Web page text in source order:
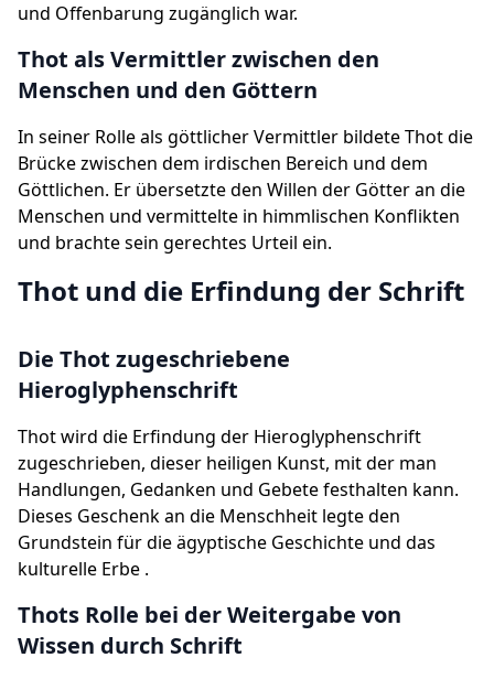
und Offenbarung zugänglich war.
Thot als Vermittler zwischen den
Menschen und den Göttern
In seiner Rolle als göttlicher Vermittler bildete Thot die
Brücke zwischen dem irdischen Bereich und dem
Göttlichen. Er übersetzte den Willen der Götter an die
Menschen und vermittelte in himmlischen Konflikten
und brachte sein gerechtes Urteil ein.
Thot und die Erfindung der Schrift
Die Thot zugeschriebene
Hieroglyphenschrift
Thot wird die Erfindung der Hieroglyphenschrift
zugeschrieben, dieser heiligen Kunst, mit der man
Handlungen, Gedanken und Gebete festhalten kann.
Dieses Geschenk an die Menschheit legte den
Grundstein für die ägyptische Geschichte und das
kulturelle Erbe .
Thots Rolle bei der Weitergabe von
Wissen durch Schrift